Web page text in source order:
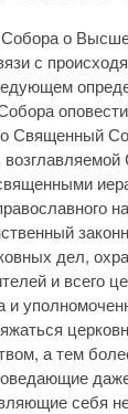
о
с
Священный
дел,
и всего
и
а тем
себя